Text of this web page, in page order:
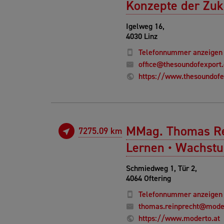
Konzepte der
Igelweg 16,
4030 Linz
Telefonnummer anzeigen
https://
7275.09 km MMag. Thomas
Lernen •
Schmiedweg 1, Tür 2,
4064 Oftering
Telefonnummer anzeigen
https://www.moderto.at